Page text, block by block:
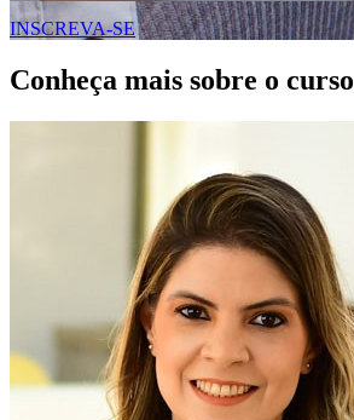
INSCREVA-SE
Conheça mais sobre o curso